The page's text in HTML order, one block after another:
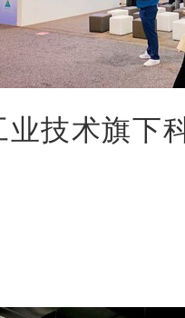
业技术旗下